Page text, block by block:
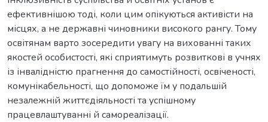
ефективнішою тоді, коли цим опікуються активісти на
місцях, а не державні чиновники високого рангу. Тому
освітянам варто зосередити увагу на вихованні таких
якостей особистості, які сприятимуть розвиткові в учнях
із інвалідністю прагнення до самостійності, освіченості,
комунікабельності, що допоможе їм у подальшій
незалежній життєдіяльності та успішному
працевлаштуванні й самореалізації.